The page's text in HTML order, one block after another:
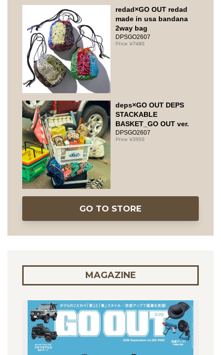
redad×GO OUT redad
made in usa bandana
2way bag
DPSGO2607
7480
deps×GO OUT DEPS
STACKABLE
BASKET_GO OUT ver.
DPSGO2607
3950
GO TO STORE
MAGAZINE